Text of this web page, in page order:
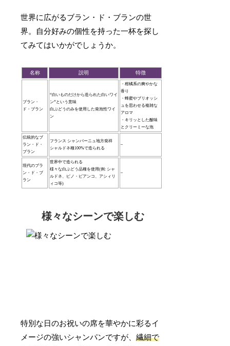
世界に広がるブラン・ド・ブランの世
界。自分好みの個性を持った一杯を探し
てみてはいかがでしょうか。
名称 説明 特徴
ブラン・
ド・ブラン
“白いものだけから造られた白いワイ
ン”という意味
白ぶどうのみを使用した発泡性ワイ
ン
・柑橘系の爽やかな
香り
・蜂蜜やブリオッシ
ュを思わせる複雑な
アロマ
・キリッとした酸味
とクリーミーな泡
伝統的なブ
ラン・ド・
ブラン
フランス シャンパーニュ地方発祥
シャルドネ種100%で造られる
–
現代のブラ
ン・ド・ブ
ラン
世界中で造られる
様々な白ぶどう品種を使用(例: シャ
ルドネ、ピノ・ビアンコ、アシィリ
ィコ等)
–
様々なシーンで楽しむ
特別な日のお祝いの席を華やかに彩るイ
メージの強いシャンパンですが、繊細で